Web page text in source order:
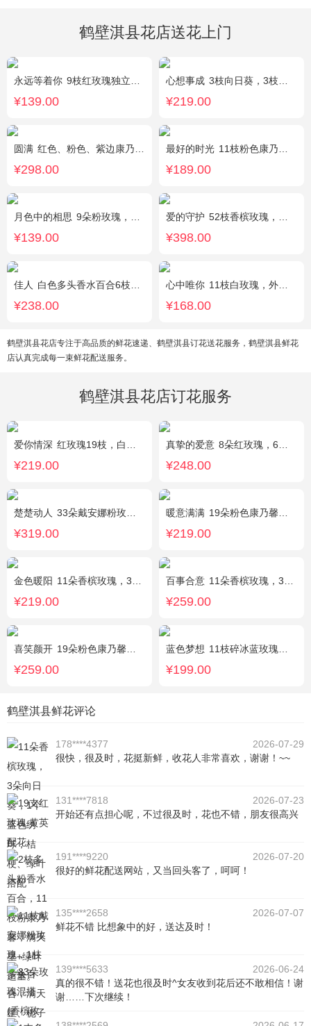
鹤壁淇县花店送花上门
永远等着你 9枝红玫瑰独立包装，黄英丰满。
¥139.00
心想事成 3枝向日葵，3枝香槟玫瑰，搭配桔梗、尤加利叶
¥219.00
圆满 红色、粉色、紫边康乃馨共16枝，红玫瑰7枝，粉色多头香水百合2枝，粉桔梗、叶上黄金、绿叶搭配。（如紫边康乃馨缺货，默认用其他颜色替代）
¥298.00
最好的时光 11枝粉色康乃馨，2枝粉色多头香水百合，栀子叶适量
¥189.00
月色中的相思 9朵粉玫瑰，配满天星，绿叶
¥139.00
爱的守护 52枝香槟玫瑰，外围桔梗
¥398.00
佳人 白色多头香水百合6枝，满天星、紫色勿忘我、绿叶丰满
¥238.00
心中唯你 11枝白玫瑰，外围紫色勿忘我。
¥168.00
鹤壁淇县花店专注于高品质的鲜花速递、鹤壁淇县订花送花服务，鹤壁淇县鲜花
店认真完成每一束鲜花配送服务。
鹤壁淇县花店订花服务
爱你情深 红玫瑰19枝，白色相思梅、栀子叶搭配
¥219.00
真挚的爱意 8朵红玫瑰，6朵香槟玫瑰，5朵粉玫瑰，叶上黄金点缀。
¥248.00
楚楚动人 33朵戴安娜粉玫瑰，相思梅搭配
¥319.00
暖意满满 19朵粉色康乃馨，搭配相思梅、黄莺穿插点缀。
¥219.00
金色暖阳 11朵香槟玫瑰，3朵向日葵，桔梗、满天星混搭
¥219.00
百事合意 11朵香槟玫瑰，3枝多头白百合，黄莺搭配
¥259.00
喜笑颜开 19朵粉色康乃馨，2枝多头白百合，满天星、绿叶搭配
¥259.00
蓝色梦想 11枝碎冰蓝玫瑰，洋甘菊和尤加利叶适量搭配
¥199.00
鹤壁淇县鲜花评论
178****4377
2026-07-29
很快，很及时，花挺新鲜，收花人非常喜欢，谢谢！~~
131****7818
2026-07-23
开始还有点担心呢，不过很及时，花也不错，朋友很高兴
191****9220
2026-07-20
很好的鲜花配送网站，又当回头客了，呵呵！
135****2658
2026-07-07
鲜花不错 比想象中的好，送达及时！
139****5633
2026-06-24
真的很不错！送花也很及时^女友收到花后还不敢相信！谢
谢……下次继续！